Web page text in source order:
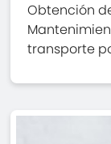
Obtención
transporte